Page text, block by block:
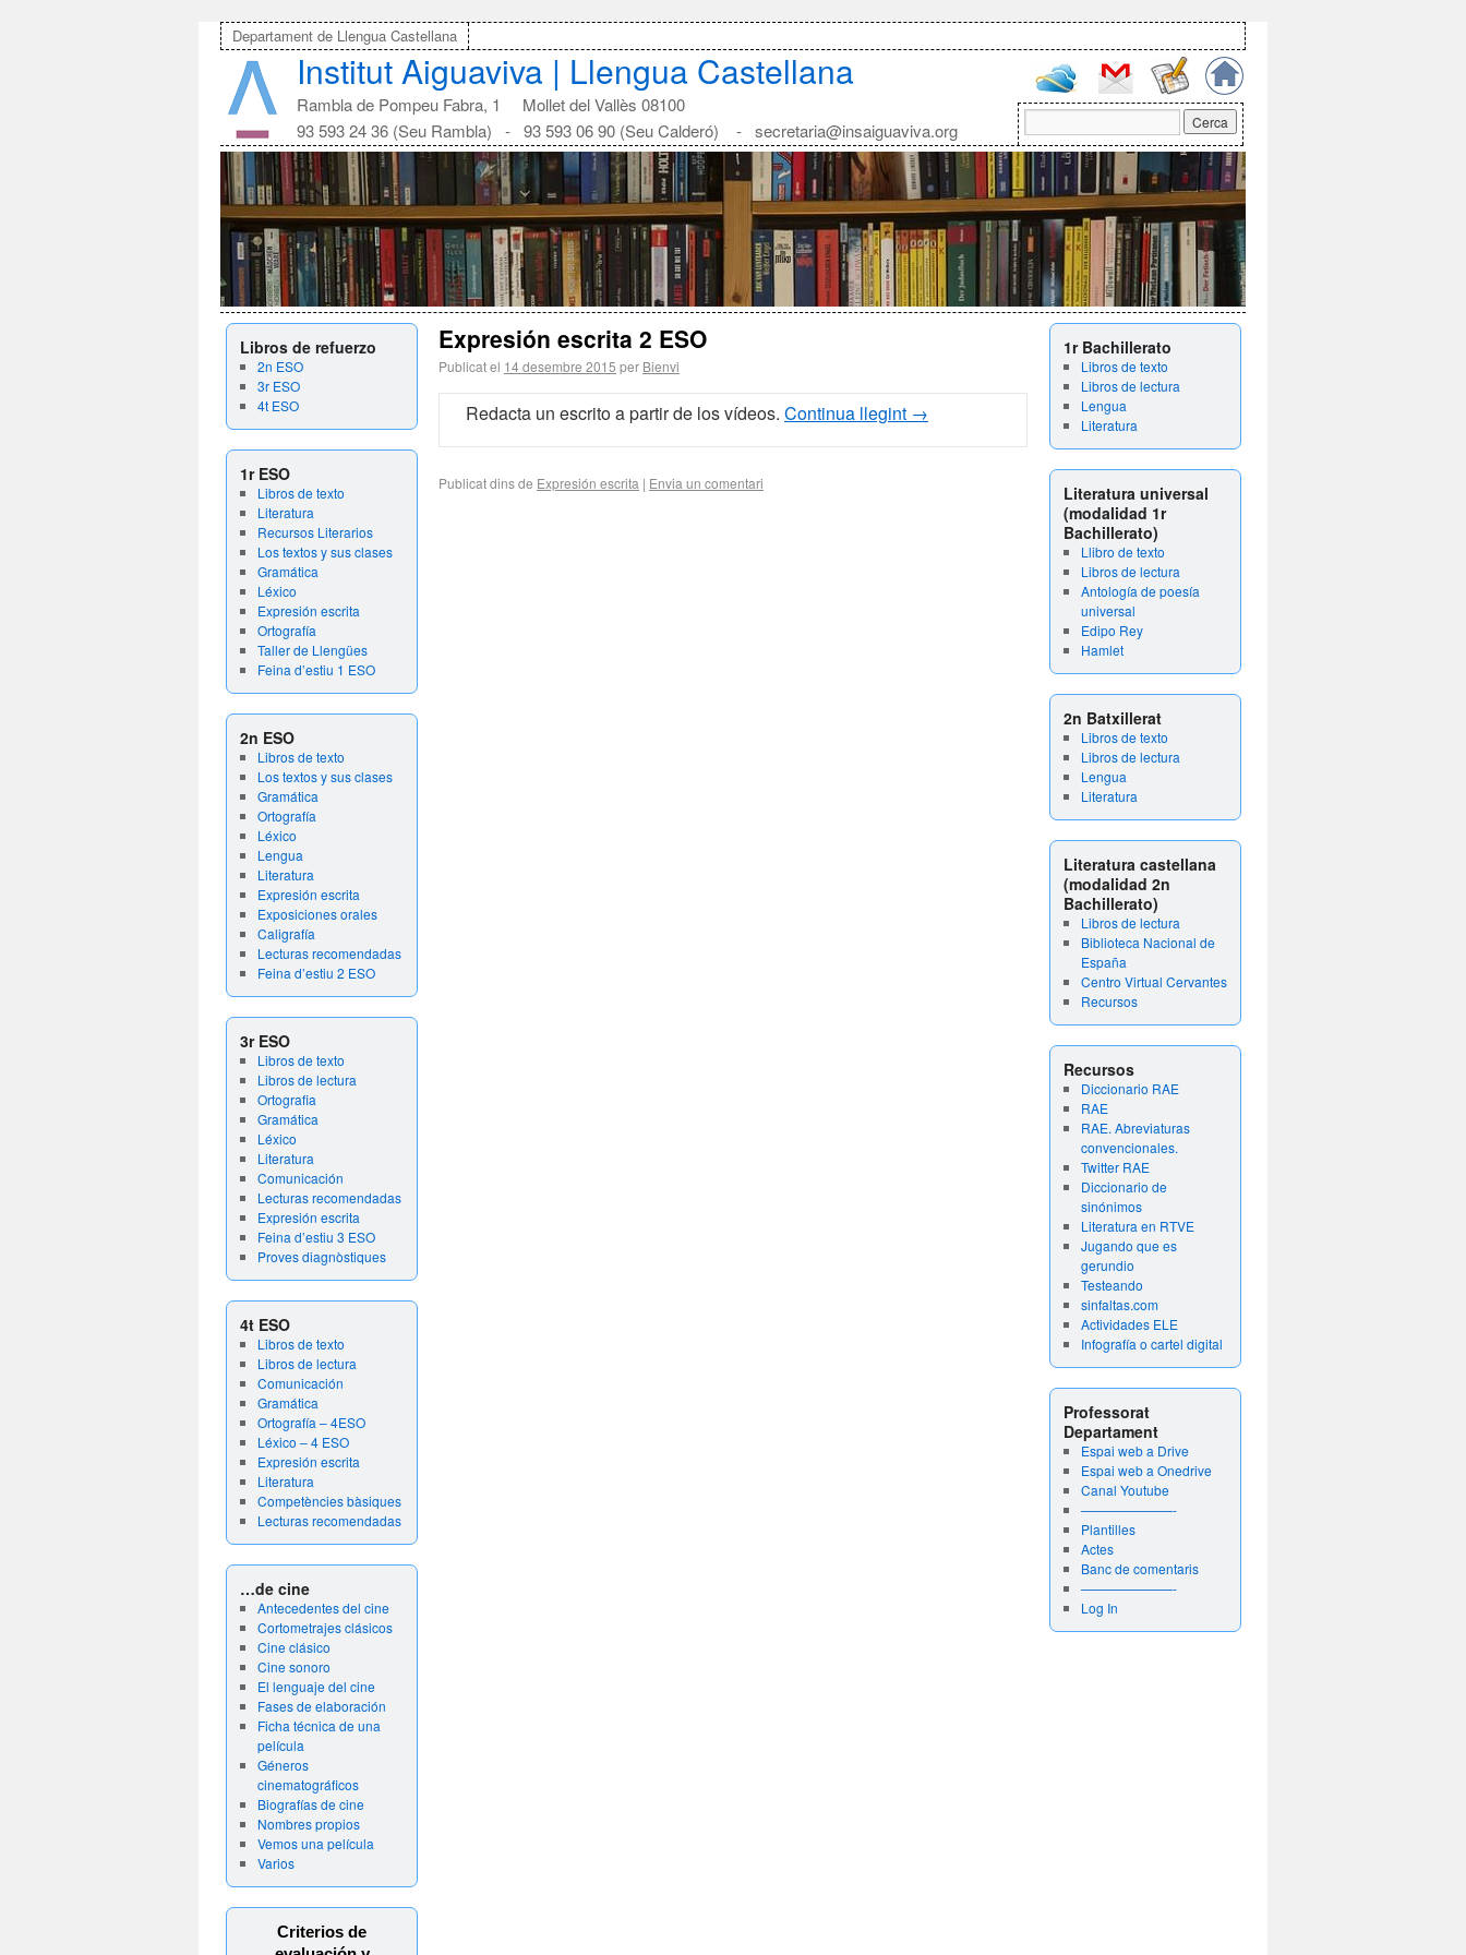
Departament de Llengua Castellana
Institut Aiguaviva | Llengua Castellana
Rambla de Pompeu Fabra, 1 Mollet del Vallès 08100
93 593 24 36 (Seu Rambla) - 93 593 06 90 (Seu Calderó) - secretaria@insaiguaviva.org
Libros de refuerzo
2n ESO
3r ESO
4t ESO
1r ESO
Libros de texto
Literatura
Recursos Literarios
Los textos y sus clases
Gramática
Léxico
Expresión escrita
Ortografía
Taller de Llengües
Feina d’estiu 1 ESO
2n ESO
Libros de texto
Los textos y sus clases
Gramática
Ortografía
Léxico
Lengua
Literatura
Expresión escrita
Exposiciones orales
Caligrafía
Lecturas recomendadas
Feina d’estiu 2 ESO
3r ESO
Libros de texto
Libros de lectura
Ortografia
Gramática
Léxico
Literatura
Comunicación
Lecturas recomendadas
Expresión escrita
Feina d’estiu 3 ESO
Proves diagnòstiques
4t ESO
Libros de texto
Libros de lectura
Comunicación
Gramática
Ortografía – 4ESO
Léxico – 4 ESO
Expresión escrita
Literatura
Competències bàsiques
Lecturas recomendadas
…de cine
Antecedentes del cine
Cortometrajes clásicos
Cine clásico
Cine sonoro
El lenguaje del cine
Fases de elaboración
Ficha técnica de una
película
Géneros
cinematográficos
Biografías de cine
Nombres propios
Vemos una película
Varios
Criterios de
1r Bachillerato
Libros de texto
Libros de lectura
Lengua
Literatura
Literatura universal
(modalidad 1r
Bachillerato)
Llibro de texto
Libros de lectura
Antología de poesía
universal
Edipo Rey
Hamlet
2n Batxillerat
Libros de texto
Libros de lectura
Lengua
Literatura
Literatura castellana
(modalidad 2n
Bachillerato)
Libros de lectura
Biblioteca Nacional de
España
Centro Virtual Cervantes
Recursos
Recursos
Diccionario RAE
RAE
RAE. Abreviaturas
convencionales.
Twitter RAE
Diccionario de
sinónimos
Literatura en RTVE
Jugando que es
gerundio
Testeando
sinfaltas.com
Actividades ELE
Infografía o cartel digital
Professorat
Departament
Espai web a Drive
Espai web a Onedrive
Canal Youtube
———————-
Plantilles
Actes
Banc de comentaris
———————-
Log In
Expresión escrita 2 ESO
Publicat el 14 desembre 2015 per Bienvi
Redacta un escrito a partir de los vídeos. Continua llegint →
Publicat dins de Expresión escrita | Envia un comentari